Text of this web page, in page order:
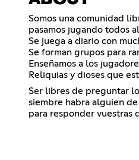
Somos una comunidad
pasamos jugando todos
Se juega a diario con
Se forman grupos para
Enseñamos a los
Reliquias y dioses que
Ser libres de preguntar
siembre habra alguien
para responder vuestras